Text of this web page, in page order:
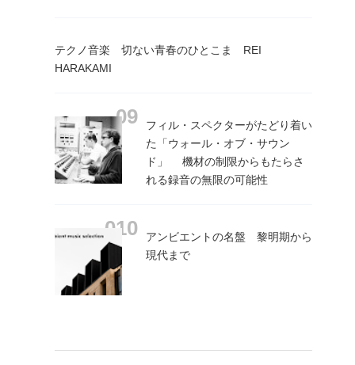
テクノ音楽 切ない青春のひとこま REI
HARAKAMI
フィル・スペクターがたどり着い
た「ウォール・オブ・サウン
ド」 機材の制限からもたらさ
れる録音の無限の可能性
アンビエントの名盤 黎明期から
現代まで